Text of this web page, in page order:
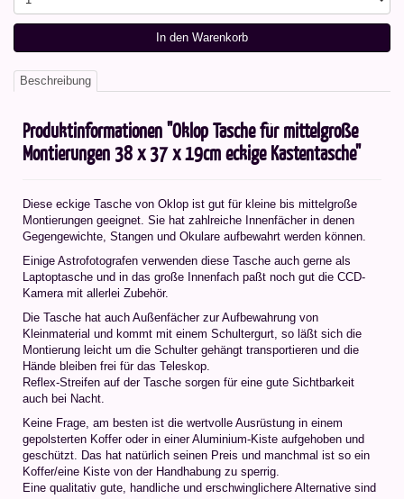
In den Warenkorb
Beschreibung
Produktinformationen "Oklop Tasche für mittelgroße
Montierungen 38 x 37 x 19cm eckige Kastentasche"
Diese eckige Tasche von Oklop ist gut für kleine bis mittelgroße
Montierungen geeignet. Sie hat zahlreiche Innenfächer in denen
Gegengewichte, Stangen und Okulare aufbewahrt werden können.
Einige Astrofotografen verwenden diese Tasche auch gerne als
Laptoptasche und in das große Innenfach paßt noch gut die CCD-
Kamera mit allerlei Zubehör.
Die Tasche hat auch Außenfächer zur Aufbewahrung von
Kleinmaterial und kommt mit einem Schultergurt, so läßt sich die
Montierung leicht um die Schulter gehängt transportieren und die
Hände bleiben frei für das Teleskop.
Reflex-Streifen auf der Tasche sorgen für eine gute Sichtbarkeit
auch bei Nacht.
Keine Frage, am besten ist die wertvolle Ausrüstung in einem
gepolsterten Koffer oder in einer Aluminium-Kiste aufgehoben und
geschützt. Das hat natürlich seinen Preis und manchmal ist so ein
Koffer/eine Kiste von der Handhabung zu sperrig.
Eine qualitativ gute, handliche und erschwinglichere Alternative sind